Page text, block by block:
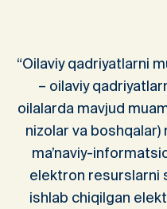
“Oilaviy qadriyatlarni
– oilaviy
oilalarda mavjud
nizolar va boshqalar)
ma’naviy-
elektron resurslarni
ishlab chiqilgan
Mazkur veb-sayt
Respublikasi Oila